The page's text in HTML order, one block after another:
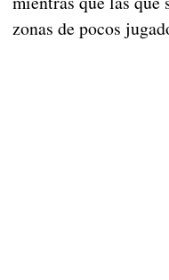
zonas de pocos